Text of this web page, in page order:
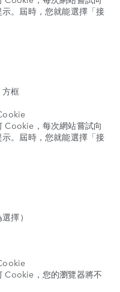
。屆時，您就能選擇「接
框
Cookie，每次網站嘗試向
。屆時，您就能選擇「接
擇）
Cookie，您的瀏覽器將不